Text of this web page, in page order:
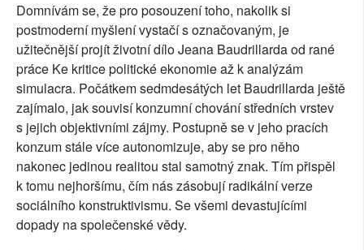
Domnívám se, že pro posouzení toho, nakolik si
postmoderní myšlení vystačí s označovaným, je
užitečnější projít životní dílo Jeana Baudrillarda od rané
práce Ke kritice politické ekonomie až k analýzám
simulacra. Počátkem sedmdesátých let Baudrillarda ještě
zajímalo, jak souvisí konzumní chování středních vrstev
s jejich objektivními zájmy. Postupně se v jeho pracích
konzum stále více autonomizuje, aby se pro něho
nakonec jedinou realitou stal samotný znak. Tím přispěl
k tomu nejhoršímu, čím nás zásobují radikální verze
sociálního konstruktivismu. Se všemi devastujícími
dopady na společenské vědy.